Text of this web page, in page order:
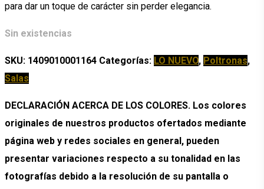
para dar un toque de carácter sin perder elegancia.
Sin existencias
SKU: 1409010001164 Categorías: LO NUEVO, Poltronas,
Salas
DECLARACIÓN ACERCA DE LOS COLORES. Los colores
originales de nuestros productos ofertados mediante
página web y redes sociales en general, pueden
presentar variaciones respecto a su tonalidad en las
fotografías debido a la resolución de su pantalla o